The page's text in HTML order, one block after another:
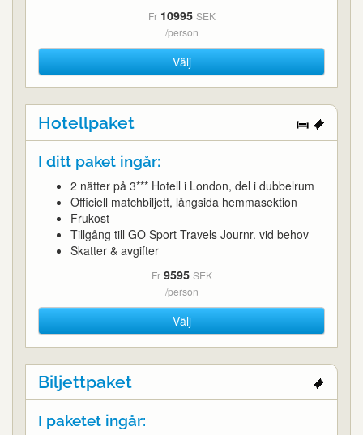
Fr 10995 SEK
/person
Välj
Hotellpaket
I ditt paket ingår:
2 nätter på 3*** Hotell i London, del i dubbelrum
Officiell matchbiljett, långsida hemmasektion
Frukost
Tillgång till GO Sport Travels Journr. vid behov
Skatter & avgifter
Fr 9595 SEK
/person
Välj
Biljettpaket
I paketet ingår: